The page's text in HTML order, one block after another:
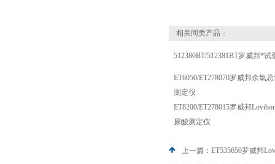
相关同类产品：
512380BT/512381BT罗威邦*试
ET6050/ET278070罗威邦余氯
测定仪
ET8200/ET278015罗威邦
尿酸测定仪
上一篇： ET535650罗威邦